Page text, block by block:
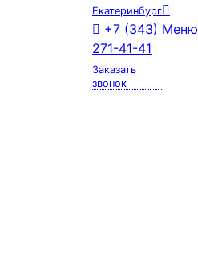
Екатеринбург
+7 (343)
271-41-41
Заказать
звонок
Меню